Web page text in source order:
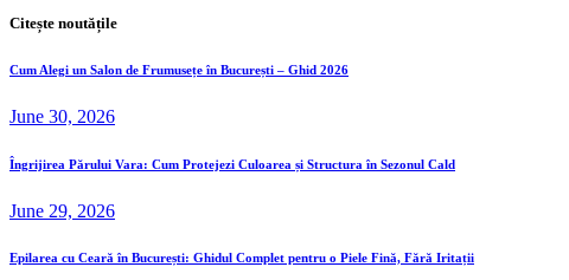
Citește noutățile
Cum Alegi un Salon de Frumusețe în București – Ghid 2026
June 30, 2026
Îngrijirea Părului Vara: Cum Protejezi Culoarea și Structura în Sezonul Cald
June 29, 2026
Epilarea cu Ceară în București: Ghidul Complet pentru o Piele Fină, Fără Iritații